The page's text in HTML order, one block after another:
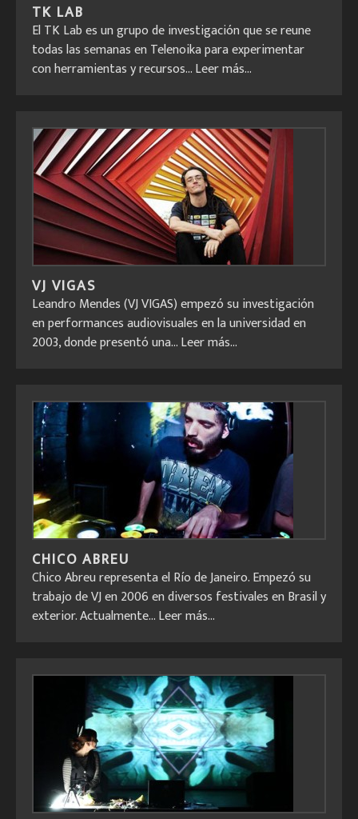
TK LAB
El TK Lab es un grupo de investigación que se reune
todas las semanas en Telenoika para experimentar
con herramientas y recursos...Leer más...
VJ VIGAS
Leandro Mendes (VJ VIGAS) empezó su investigación
en performances audiovisuales en la universidad en
2003, donde presentó una...Leer más...
CHICO ABREU
Chico Abreu representa el Río de Janeiro. Empezó su
trabajo de VJ en 2006 en diversos festivales en Brasil y
exterior. Actualmente...Leer más...